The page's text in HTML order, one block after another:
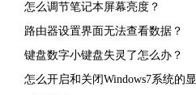
怎么调节笔记本屏幕亮度？
路由器设置界面无法查看数据？
键盘数字小键盘失灵了怎么办？
怎么开启和关闭Windows7系统的显